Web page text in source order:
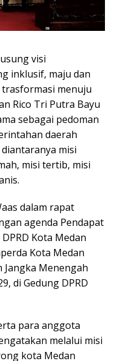
visi
inklusif, maju dan
menuju
Rico Tri Putra Bayu
sebagai pedoman
daerah
misi
misi tertib, misi
dalam rapat
agenda Pendapat
Kota Medan
Kota Medan
Jangka Menengah
di Gedung DPRD
para anggota
melalui misi
kota Medan